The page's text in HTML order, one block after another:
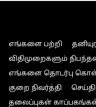
எங்களை பற்றி
விதிமுறைகளும்
எங்களை தொடர்பு
குறை நிவர்த்தி
செய்தி
தலைப்புகள்